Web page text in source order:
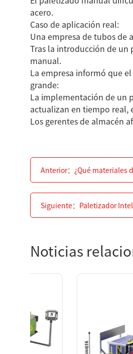
acero.
Caso de aplicación real:
Una empresa de tubos de
Tras la introducción de
manual.
La empresa informó que
grande:
La implementación de un
actualizan en tiempo real,
Los gerentes de almacén
Anterior： ¿Qué materiales
Siguiente： Paletizador
Noticias